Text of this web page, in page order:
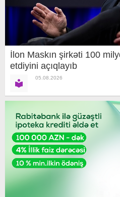
İlon Maskın şirkəti 100
etdiyini açıqlayıb
05.08.2026